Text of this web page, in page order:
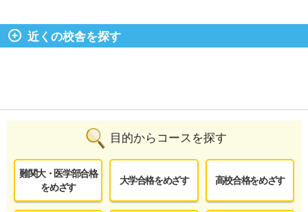
近くの校舎を探す
目的からコースを探す
難関大・医学部合格
をめざす
大学合格をめざす 高校合格をめざす